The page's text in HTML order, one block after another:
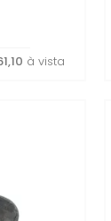
à vista